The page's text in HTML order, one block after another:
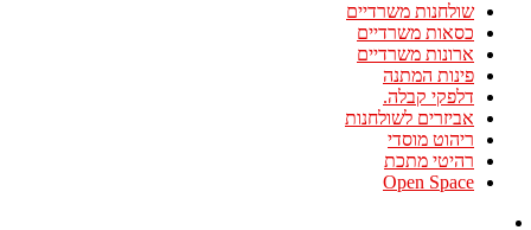
שולחנות משרדיים
כסאות משרדיים
ארונות משרדיים
פינות המתנה
דלפקי קבלה.
אביזרים לשולחנות
ריהוט מוסדי
רהיטי מתכת
Open Space